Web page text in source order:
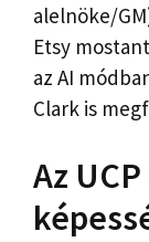
alelnöke/
Etsy
az AI
Clark is
Az